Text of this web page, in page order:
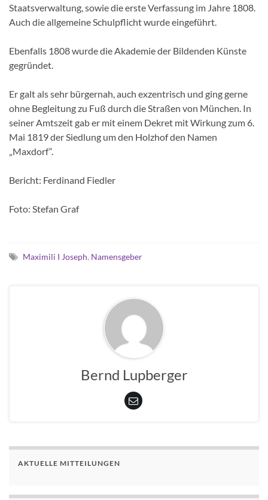
Staatsverwaltung, sowie die erste Verfassung im Jahre 1808.
Auch die allgemeine Schulpflicht wurde eingeführt.
Ebenfalls 1808 wurde die Akademie der Bildenden Künste
gegründet.
Er galt als sehr bürgernah, auch exzentrisch und ging gerne
ohne Begleitung zu Fuß durch die Straßen von München. In
seiner Amtszeit gab er mit einem Dekret mit Wirkung zum 6.
Mai 1819 der Siedlung um den Holzhof den Namen
„Maxdorf“.
Bericht: Ferdinand Fiedler
Foto: Stefan Graf
Maximili I Joseph, Namensgeber
Bernd Lupberger
AKTUELLE MITTEILUNGEN